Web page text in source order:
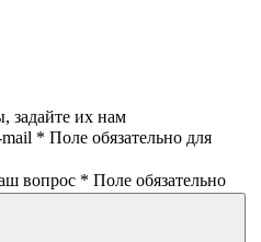
задайте их нам
* Поле обязательно для
вопрос * Поле обязательно